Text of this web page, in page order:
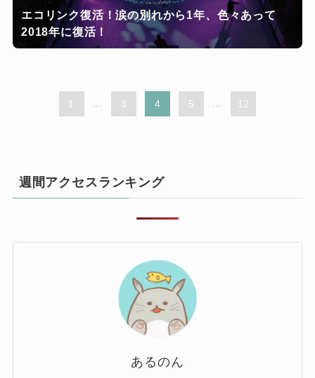
エコリンク復活！涙の別れから1年、色々あって
2018年に復活！
1 ... 3 4 5 ... 12
週間アクセスランキング
あるのん